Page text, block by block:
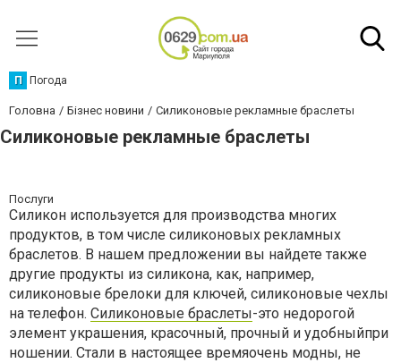
П Погода
Головна Бізнес новини Силиконовые рекламные браслеты
Силиконовые рекламные браслеты
Послуги
Силикон используется для производства многих
продуктов, в том числе силиконовых рекламных
браслетов. В нашем предложении вы найдете также
другие продукты из силикона, как, например,
силиконовые брелоки для ключей, силиконовые чехлы
на телефон. Силиконовые браслеты-это недорогой
элемент украшения, красочный, прочный и удобныйпри
ношении. Стали в настоящее времяочень модны, не